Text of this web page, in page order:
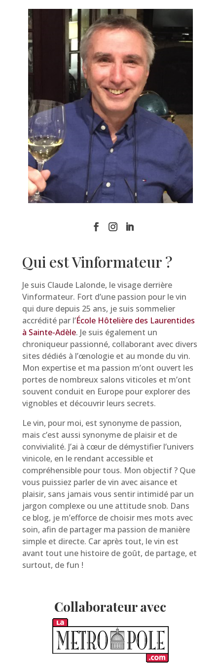
Qui est Vinformateur ?
Je suis Claude Lalonde, le visage derrière
Vinformateur. Fort d’une passion pour le vin
qui dure depuis 25 ans, je suis sommelier
accrédité par l’École Hôtelière des Laurentides
à Sainte-Adèle. Je suis également un
chroniqueur passionné, collaborant avec divers
sites dédiés à l’œnologie et au monde du vin.
Mon expertise et ma passion m’ont ouvert les
portes de nombreux salons viticoles et m’ont
souvent conduit en Europe pour explorer des
vignobles et découvrir leurs secrets.
Le vin, pour moi, est synonyme de passion,
mais c’est aussi synonyme de plaisir et de
convivialité. J’ai à cœur de démystifier l’univers
vinicole, en le rendant accessible et
compréhensible pour tous. Mon objectif ? Que
vous puissiez parler de vin avec aisance et
plaisir, sans jamais vous sentir intimidé par un
jargon complexe ou une attitude snob. Dans
ce blog, je m’efforce de choisir mes mots avec
soin, afin de partager ma passion de manière
simple et directe. Car après tout, le vin est
avant tout une histoire de goût, de partage, et
surtout, de fun !
Collaborateur avec